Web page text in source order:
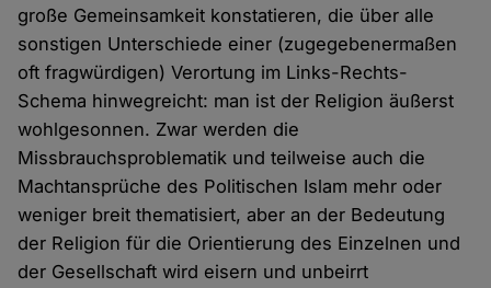
große Gemeinsamkeit konstatieren, die über alle
sonstigen Unterschiede einer (zugegebenermaßen
oft fragwürdigen) Verortung im Links-Rechts-
Schema hinwegreicht: man ist der Religion äußerst
wohlgesonnen. Zwar werden die
Missbrauchsproblematik und teilweise auch die
Machtansprüche des Politischen Islam mehr oder
weniger breit thematisiert, aber an der Bedeutung
der Religion für die Orientierung des Einzelnen und
der Gesellschaft wird eisern und unbeirrt